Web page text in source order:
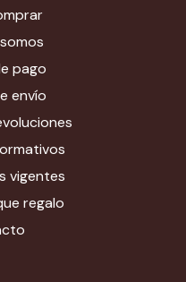
pago
envío
vigentes
regalo